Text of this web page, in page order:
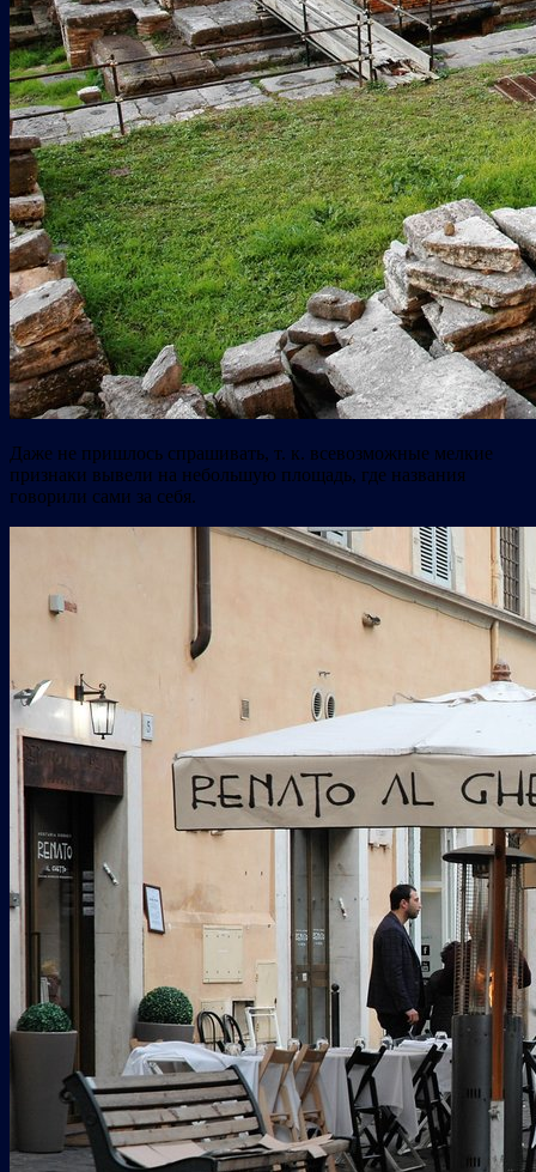
Даже не пришлось спрашивать, т. к. всевозможные мелкие
признаки вывели на небольшую площадь, где названия
говорили сами за себя.